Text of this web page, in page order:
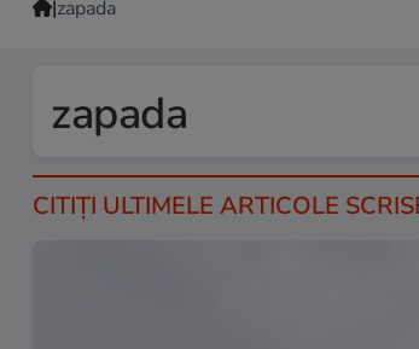
|zapada
zapada
CITIȚI ULTIMELE ARTICOLE